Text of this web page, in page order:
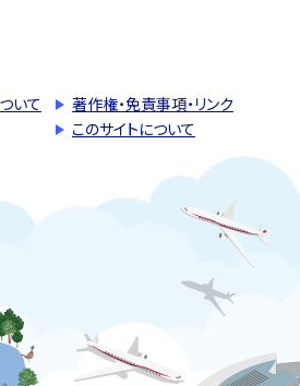
いて
著作権・免責事項・リンク
このサイトについて